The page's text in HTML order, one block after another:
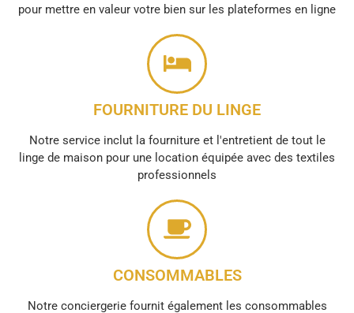
pour mettre en valeur votre bien sur les plateformes en ligne
FOURNITURE DU LINGE
Notre service inclut la fourniture et l'entretient de tout le
linge de maison pour une location équipée avec des textiles
professionnels
CONSOMMABLES
Notre conciergerie fournit également les consommables